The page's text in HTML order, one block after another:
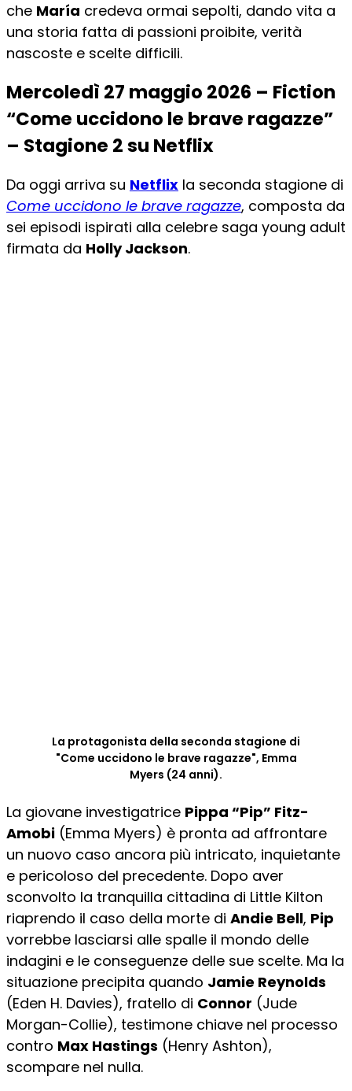
che María credeva ormai sepolti, dando vita a
una storia fatta di passioni proibite, verità
nascoste e scelte difficili.
Mercoledì 27 maggio 2026 – Fiction
“Come uccidono le brave ragazze”
– Stagione 2 su Netflix
Da oggi arriva su Netflix la seconda stagione di
Come uccidono le brave ragazze, composta da
sei episodi ispirati alla celebre saga young adult
firmata da Holly Jackson.
La protagonista della seconda stagione di
"Come uccidono le brave ragazze", Emma
Myers (24 anni).
La giovane investigatrice Pippa “Pip” Fitz-
Amobi (Emma Myers) è pronta ad affrontare
un nuovo caso ancora più intricato, inquietante
e pericoloso del precedente. Dopo aver
sconvolto la tranquilla cittadina di Little Kilton
riaprendo il caso della morte di Andie Bell, Pip
vorrebbe lasciarsi alle spalle il mondo delle
indagini e le conseguenze delle sue scelte. Ma la
situazione precipita quando Jamie Reynolds
(Eden H. Davies), fratello di Connor (Jude
Morgan-Collie), testimone chiave nel processo
contro Max Hastings (Henry Ashton),
scompare nel nulla.